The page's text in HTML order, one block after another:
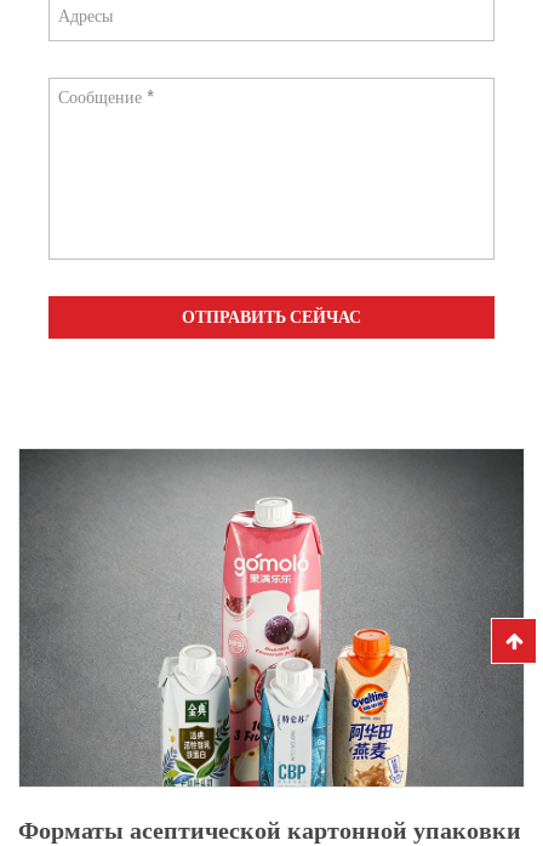
Форматы асептической картонной упаковки